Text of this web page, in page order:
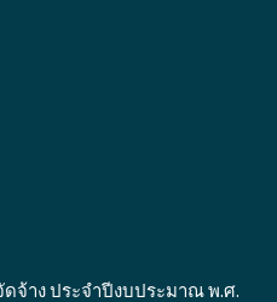
จ้าง ประจำปีงบประมาณ พ.ศ.